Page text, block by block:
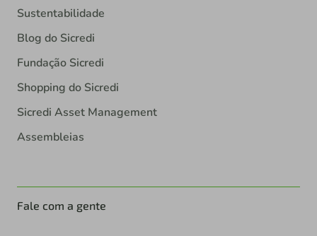
Sustentabilidade
Blog do Sicredi
Fundação Sicredi
Shopping do Sicredi
Sicredi Asset Management
Assembleias
Fale com a gente